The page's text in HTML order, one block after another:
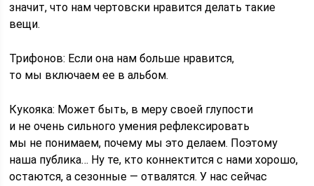
значит, что нам чертовски нравится делать такие
вещи.
Трифонов: Если она нам больше нравится,
то мы включаем ее в альбом.
Кукояка: Может быть, в меру своей глупости
и не очень сильного умения рефлексировать
мы не понимаем, почему мы это делаем. Поэтому
наша публика… Ну те, кто коннектится с нами хорошо,
остаются, а сезонные — отвалятся. У нас сейчас